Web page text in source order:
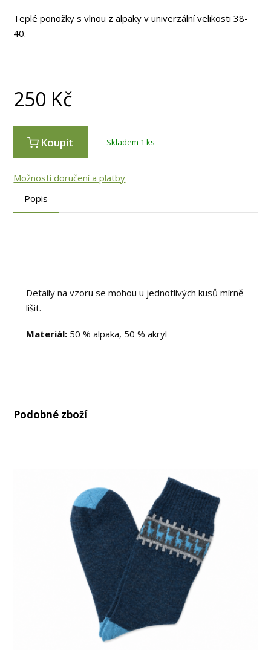
Teplé ponožky s vlnou z alpaky v univerzální velikosti 38-
40.
250 Kč
Koupit Skladem 1 ks
Možnosti doručení a platby
Popis
Detaily na vzoru se mohou u jednotlivých kusů mírně
lišit.
Materiál:50 % alpaka, 50 % akryl
Podobné zboží